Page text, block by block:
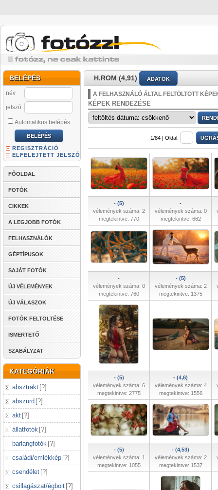
BELÉPÉS
név
jelszó
Automatikus belépés
REGISZTRÁCIÓ
ELFELEJTETT JELSZÓ
FŐOLDAL
FOTÓK
CIKKEK
A LEGJOBB FOTÓK
FELHASZNÁLÓK
GÉPTÍPUSOK
SAJÁT FOTÓK
ÚJ VÉLEMÉNYEK
ÚJ VÁLASZOK
FOTÓK FELTÖLTÉSE
ISMERTETŐ
SZABÁLYZAT
KATEGÓRIÁK
absztrakt [?]
abszurd [?]
akt [?]
állatfotók [?]
barlangfotók [?]
családi/emlékkép [?]
csendélet [?]
csillagászat/égbolt [?]
H.ROM (4,91) ADATOK
A FELHASZNÁLÓ ÁLTAL FELTÖLTÖTT
KÉPEK RENDEZÉSE
1/84 | Oldal:
- (5)
vélemények száma: 2
megtekintve: 770
-
vélemények száma: 0
megtekintve: 662
-
vélemények száma: 0
megtekintve: 760
- (5)
vélemények száma: 2
megtekintve: 1375
- (5)
vélemények száma: 6
megtekintve: 2775
- (4,6)
vélemények száma: 4
megtekintve: 1556
- (5)
vélemények száma: 1
megtekintve: 1055
- (4,53)
vélemények száma: 2
megtekintve: 1537